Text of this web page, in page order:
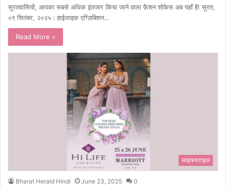
सूरतवासियों, आपका सबसे अधिक इंतजार किया जाने वाला फ़ैशन शोकेस अब यहाँ है! सूरत,
०९ सितंबर, २०२५ : हाईलाइफ़ एग्ज़िबिशन…
Read More »
लाइफस्टाइल
Bharat Herald Hindi June 23, 2025 0